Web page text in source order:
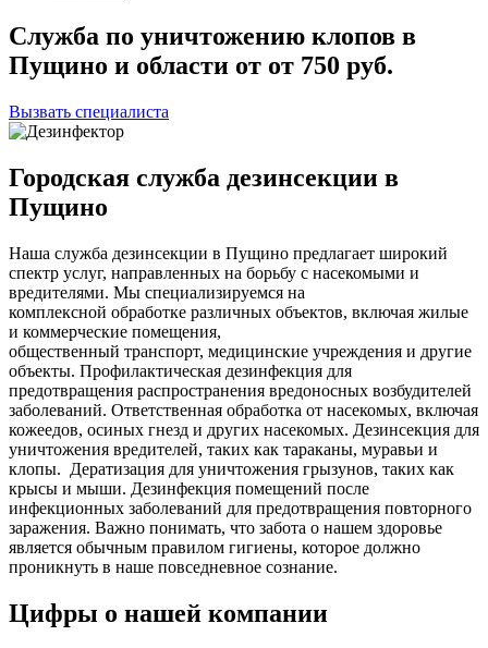
Служба по уничтожению клопов в
Пущино и области от от 750 руб.
Вызвать специалиста
Городская служба дезинсекции в
Пущино
Наша служба дезинсекции в Пущино предлагает широкий
спектр услуг, направленных на борьбу с насекомыми и
вредителями. Мы специализируемся на
комплексной обработке различных объектов, включая жилые
и коммерческие помещения,
общественный транспорт, медицинские учреждения и другие
объекты. Профилактическая дезинфекция для
предотвращения распространения вредоносных возбудителей
заболеваний. Ответственная обработка от насекомых, включая
кожеедов, осиных гнезд и других насекомых. Дезинсекция для
уничтожения вредителей, таких как тараканы, муравьи и
клопы. Дератизация для уничтожения грызунов, таких как
крысы и мыши. Дезинфекция помещений после
инфекционных заболеваний для предотвращения повторного
заражения. Важно понимать, что забота о нашем здоровье
является обычным правилом гигиены, которое должно
проникнуть в наше повседневное сознание.
Цифры о нашей компании